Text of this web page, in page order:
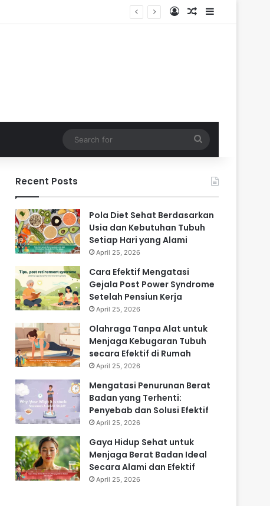
Log InRandom Article
Sidebar
for
Recent Posts
Pola Diet Sehat Berdasarkan
Usia dan Kebutuhan Tubuh
Setiap Hari yang Alami
April 25, 2026
Cara Efektif Mengatasi
Gejala Post Power Syndrome
Setelah Pensiun Kerja
April 25, 2026
Olahraga Tanpa Alat untuk
Menjaga Kebugaran Tubuh
secara Efektif di Rumah
April 25, 2026
Mengatasi Penurunan Berat
Badan yang Terhenti:
Penyebab dan Solusi Efektif
April 25, 2026
Gaya Hidup Sehat untuk
Menjaga Berat Badan Ideal
Secara Alami dan Efektif
April 25, 2026